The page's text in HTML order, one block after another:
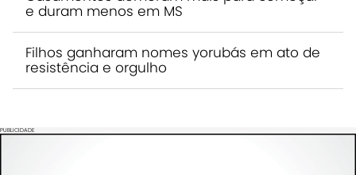
e duram menos em MS
Filhos ganharam nomes yorubás em ato de
resistência e orgulho
PUBLICIDADE